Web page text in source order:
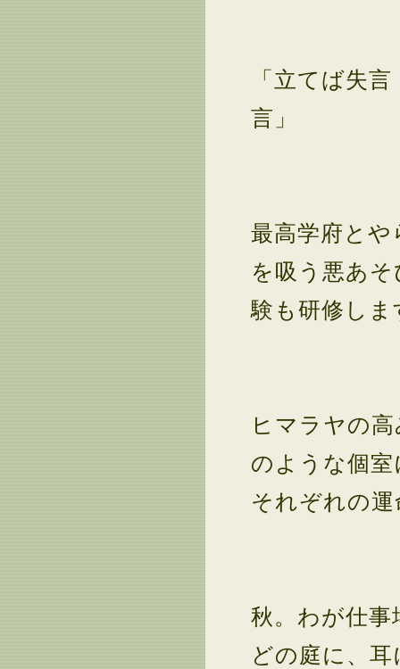
「立てば失
言」
最高学府と
を吸う悪あ
験も研修しま
ヒマラヤの
のような個
それぞれの運
秋。わが仕
どの庭に、